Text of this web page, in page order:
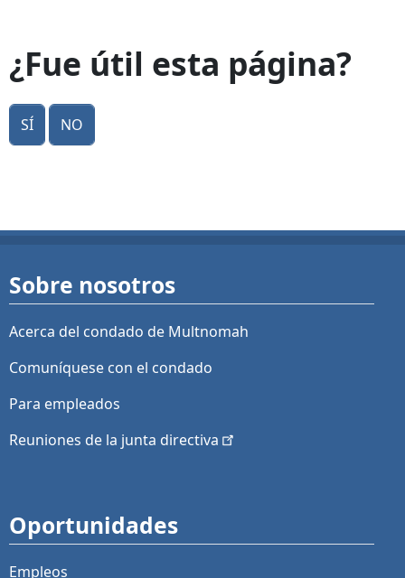
¿Fue útil esta página?
Sí No
Sobre nosotros
Acerca del condado de Multnomah
Comuníquese con el condado
Para empleados
Reuniones de la junta directiva
Oportunidades
Empleos